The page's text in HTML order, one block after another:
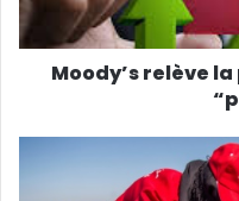
Moody’s relève